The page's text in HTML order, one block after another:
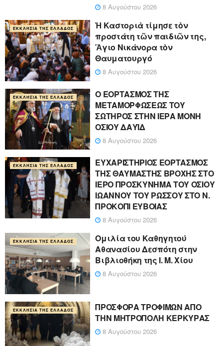
8 Αυγούστου 2026
ΕΚΚΛΗΣΊΑ ΤΗΣ ΕΛΛΆΔΟΣ
Ἡ Καστοριὰ τίμησε τὸν
προστάτη τῶν παιδιῶν της,
Ἅγιο Νικάνορα τὸν
Θαυματουργό
8 Αυγούστου 2026
ΕΚΚΛΗΣΊΑ ΤΗΣ ΕΛΛΆΔΟΣ
Ο ΕΟΡΤΑΣΜΟΣ ΤΗΣ
ΜΕΤΑΜΟΡΦΩΣΕΩΣ ΤΟΥ
ΣΩΤΗΡΟΣ ΣΤΗΝ ΙΕΡΑ ΜΟΝΗ
ΟΣΙΟΥ ΔΑΥΪΔ
8 Αυγούστου 2026
ΕΚΚΛΗΣΊΑ ΤΗΣ ΕΛΛΆΔΟΣ
ΕΥΧΑΡΙΣΤΗΡΙΟΣ ΕΟΡΤΑΣΜΟΣ
ΤΗΣ ΘΑΥΜΑΣΤΗΣ ΒΡΟΧΗΣ ΣΤΟ
ΙΕΡΟ ΠΡΟΣΚΥΝΗΜΑ ΤΟΥ ΟΣΙΟΥ
ΙΩΑΝΝΟΥ ΤΟΥ ΡΩΣΣΟΥ ΣΤΟ Ν.
ΠΡΟΚΟΠΙ ΕΥΒΟΙΑΣ
8 Αυγούστου 2026
ΕΚΚΛΗΣΊΑ ΤΗΣ ΕΛΛΆΔΟΣ
Ομιλία του Καθηγητού
Αθανασίου Δεσπότη στην
Βιβλιοθήκη της Ι. Μ. Χίου
8 Αυγούστου 2026
ΕΚΚΛΗΣΊΑ ΤΗΣ ΕΛΛΆΔΟΣ
ΠΡΟΣΦΟΡΑ ΤΡΟΦΙΜΩΝ ΑΠΟ
ΤΗΝ ΜΗΤΡΟΠΟΛΗ ΚΕΡΚΥΡΑΣ
8 Αυγούστου 2026